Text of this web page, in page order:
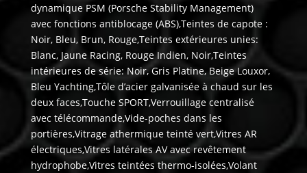
dynamique PSM (Porsche Stability Management)
avec fonctions antiblocage (ABS),Teintes de capote :
Noir, Bleu, Brun, Rouge,Teintes extérieures unies:
Blanc, Jaune Racing, Rouge Indien, Noir,Teintes
intérieures de série: Noir, Gris Platine, Beige Louxor,
Bleu Yachting,Tôle d’acier galvanisée à chaud sur les
deux faces,Touche SPORT,Verrouillage centralisé
avec télécommande,Vide-poches dans les
portières,Vitrage athermique teinté vert,Vitres AR
électriques,Vitres latérales AV avec revêtement
hydrophobe,Vitres teintées thermo-isolées,Volant